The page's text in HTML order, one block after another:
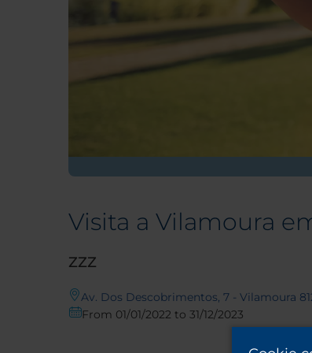
Visita a Vilamoura
ZZZ
Av. Dos Descobrimentos, 7 - Vilamoura
From 01/01/2022 to 31/12/2023